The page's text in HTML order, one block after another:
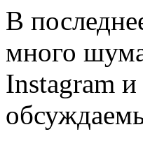
В
много
Instagram